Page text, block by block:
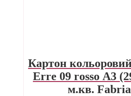
Картон
Erre 09 rosso А3
м.кв.